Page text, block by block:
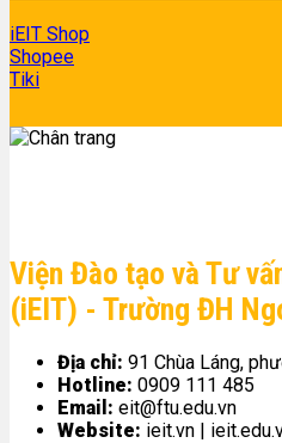
iEIT Shop
Shopee
Tiki
Viện Đào tạo và Tư
(iEIT) - Trường ĐH
Địa chỉ: 91 Chùa Láng,
Hotline: 0909 111 485
Email: eit@ftu.edu.vn
Website: ieit.vn |